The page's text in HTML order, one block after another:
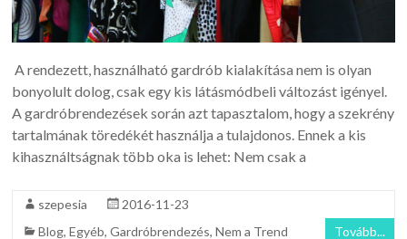
A rendezett, használható gardrób kialakítása nem is olyan
bonyolult dolog, csak egy kis látásmódbeli változást igényel.
A gardróbrendezések során azt tapasztalom, hogy a szekrény
tartalmának töredékét használja a tulajdonos. Ennek a kis
kihasználtságnak több oka is lehet: Nem csak a
szepesia
2016-11-23
Blog,Egyéb,Gardróbrendezés,Nem a Trend Tovább...